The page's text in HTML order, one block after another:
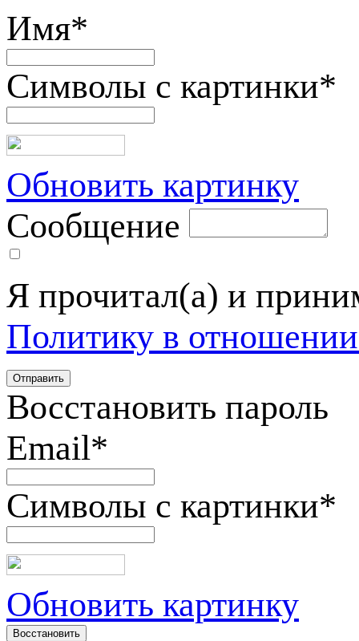
Имя*
Символы с картинки*
Обновить картинку
Сообщение
Я прочитал(а) и
Политику в
Восстановить пароль
Email*
Символы с картинки*
Обновить картинку